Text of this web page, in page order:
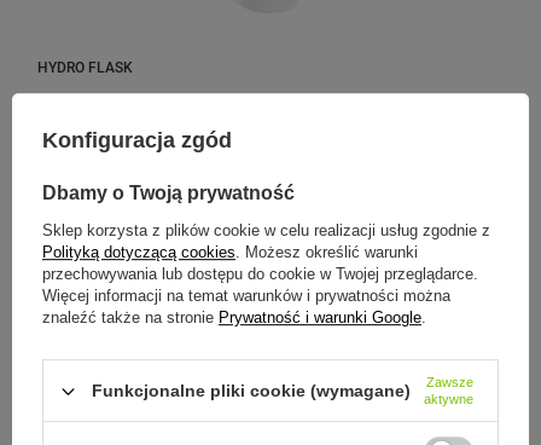
HYDRO FLASK
Hydro Flask Butelka 621ml Standard Flex Cap Agave
Model:
179,00 zł / szt.
CHWILOWO NIEDOSTĘPNY
Konfiguracja zgód
Dbamy o Twoją prywatność
Sklep korzysta z plików cookie w celu realizacji usług zgodnie z
Polityką dotyczącą cookies. Możesz określić warunki
przechowywania lub dostępu do cookie w Twojej przeglądarce.
Więcej informacji na temat warunków i prywatności można
znaleźć także na stronie Prywatność i warunki Google.
Funkcjonalne pliki cookie (wymagane)
Zawsze
aktywne